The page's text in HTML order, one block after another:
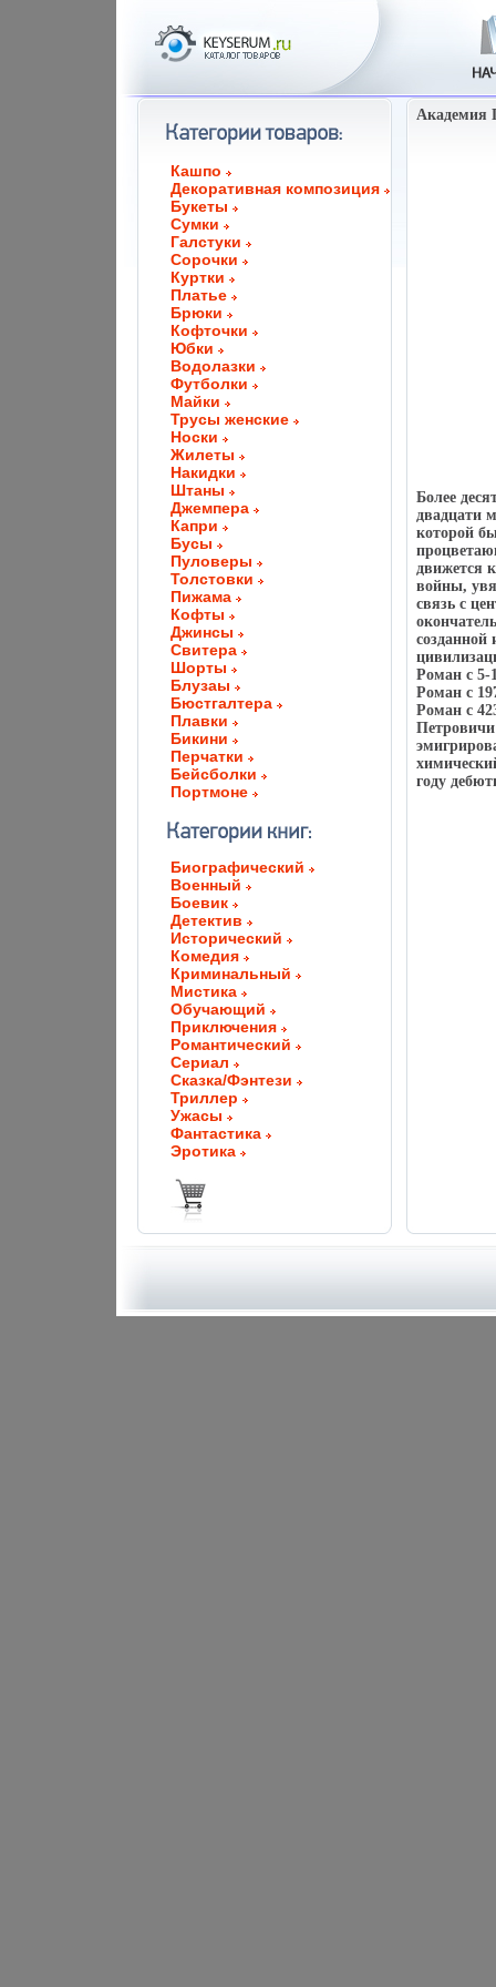
Кашпо
Декоративная композиция
Букеты
Сумки
Галстуки
Сорочки
Куртки
Платье
Брюки
Кофточки
Юбки
Водолазки
Футболки
Майки
Трусы женские
Носки
Жилеты
Накидки
Штаны
Джемпера
Капри
Бусы
Пуловеры
Толстовки
Пижама
Кофты
Джинсы
Свитера
Шорты
Блузаы
Бюстгалтера
Плавки
Бикини
Перчатки
Бейсболки
Портмоне
Биографический
Военный
Боевик
Детектив
Исторический
Комедия
Криминальный
Мистика
Обучающий
Приключения
Романтический
Сериал
Сказка/Фэнтези
Триллер
Ужасы
Фантастика
Эротика
Академия
Более
двадцати
которой
движется
войны,
связь с
Роман c 5-
Роман c
Роман c
году